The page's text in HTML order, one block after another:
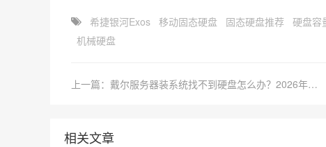
希捷银河Exos 移动固态硬盘 固态硬盘推荐 硬盘容
机械硬盘
上一篇：戴尔服务器装系统找不到硬盘怎么办？2026年最新排查方法有哪些？
相关文章